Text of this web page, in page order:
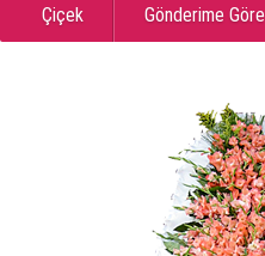
Çiçek Gönderime Göre